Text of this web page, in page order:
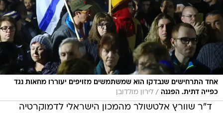
אחד התרחישים שנבדקו הוא שמשתמשים מזויפים יעוררו מחאות נגד
כפייה דתית. הפגנה / לירון מולדובן
ד"ר שוורץ אלטשולר מהמכון הישראלי לדמוקרטיה